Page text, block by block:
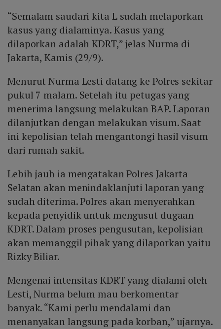
“Semalam saudari kita L sudah melaporkan
kasus yang dialaminya. Kasus yang
dilaporkan adalah KDRT,” jelas Nurma di
Jakarta, Kamis (29/9).
Menurut Nurma Lesti datang ke Polres sekitar
pukul 7 malam. Setelah itu petugas yang
menerima langsung melakukan BAP. Laporan
dilanjutkan dengan melakukan visum. Saat
ini kepolisian telah mengantongi hasil visum
dari rumah sakit.
Lebih jauh ia mengatakan Polres Jakarta
Selatan akan menindaklanjuti laporan yang
sudah diterima. Polres akan menyerahkan
kepada penyidik untuk mengusut dugaan
KDRT. Dalam proses pengusutan, kepolisian
akan memanggil pihak yang dilaporkan yaitu
Rizky Biliar.
Mengenai intensitas KDRT yang dialami oleh
Lesti, Nurma belum mau berkomentar
banyak. “Kami perlu mendalami dan
menanyakan langsung pada korban,” ujarnya.